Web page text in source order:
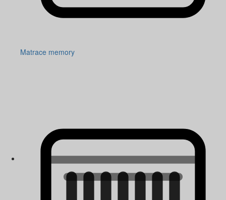
Matrace memory